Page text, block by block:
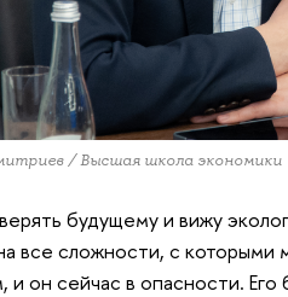
/ Высшая школа экономики
будущему и вижу
все сложности, с которыми
он сейчас в опасности. Его